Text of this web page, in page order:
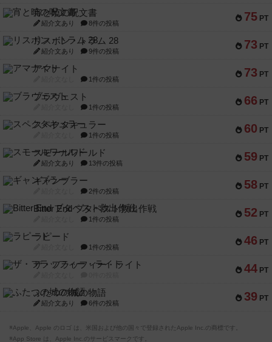
75 PT
宵と暁の呪文書
紹介文あり 8件の投稿
73 PT
リスボン・トラム 28
紹介文あり 9件の投稿
73 PT
アマナイト
1件の投稿
66 PT
ブラヴェスト
1件の投稿
60 PT
スペクタキュラー
1件の投稿
59 PT
スモールワールド
紹介文あり 13件の投稿
58 PT
ギャンブラー
2件の投稿
52 PT
Bitter End ブタペスト救出作戦
1件の投稿
46 PT
ラピード
1件の投稿
44 PT
ザ・フラッフィー・ライト
39 PT
ふたつの城の物語
紹介文あり 6件の投稿
※Apple、Apple のロゴ は、米国および他の国々で登録されたApple Inc.の商標です。
※App Store は、Apple Inc.のサービスマークです。